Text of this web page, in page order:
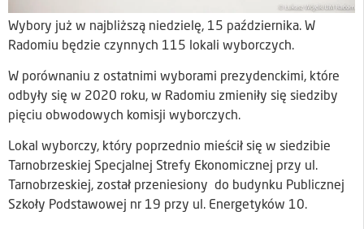
Wybory już w najbliższą niedzielę, 15 października. W
Radomiu będzie czynnych 115 lokali wyborczych.
W porównaniu z ostatnimi wyborami prezydenckimi, które
odbyły się w 2020 roku, w Radomiu zmieniły się siedziby
pięciu obwodowych komisji wyborczych.
Lokal wyborczy, który poprzednio mieścił się w siedzibie
Tarnobrzeskiej Specjalnej Strefy Ekonomicznej przy ul.
Tarnobrzeskiej, został przeniesiony do budynku Publicznej
Szkoły Podstawowej nr 19 przy ul. Energetyków 10.